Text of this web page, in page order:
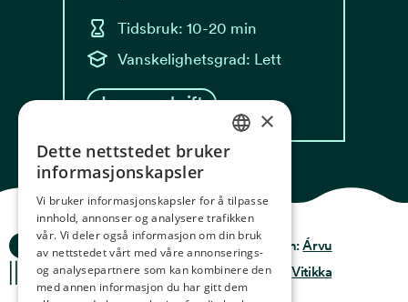
Tidsbruk: 10-20 min
Vanskelighetsgrad: Lett
Les oppskrift
Ocean Stories
Privacy & Policy
Terms & conditions
Design:Árvu
Kode:Vitikka
NORWEGIAN
GERMAN
FRENCH
SPANISH
×
Dette nettstedet bruker
informasjonskapsler
Vi bruker informasjonskapsler for å tilpasse
innhold, annonser og analysere trafikken
vår. Vi deler også informasjon om din bruk
av nettstedet vårt med våre annonserings-
og analysepartnere som kan kombinere den
med annen informasjon du har gitt dem